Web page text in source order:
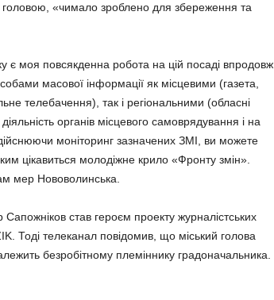
«чимало зроблено для збереження та
є моя повсякденна робота на цій посаді впродовж
масової інформації як місцевими (газета,
телебачення), так і регіональними (обласні
органів місцевого самоврядування і на
моніторинг зазначених ЗМІ, ви можете
цікавиться молодіжне крило «Фронту змін».
мер Нововолинська.
став героєм проекту журналістських
Тоді телеканал повідомив, що міський голова
безробітному племіннику градоначальника.